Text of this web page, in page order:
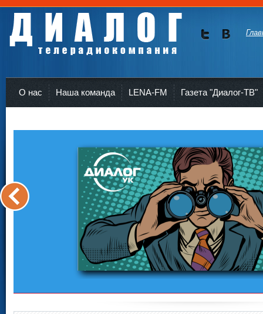
О нас Наша команда LENA-FM Газета "Диалог-ТВ"